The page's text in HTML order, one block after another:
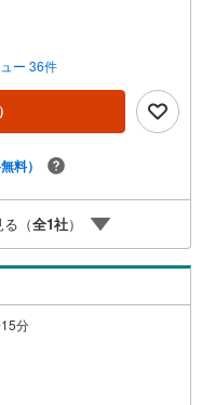
「室内・現地を見学す
、スムーズにご案内可能
が必要な場合がございま
HOUSE CLUB◆弊社で売
CLUBにご加入いただ
ォーム、保険やローンの見
イフサポート◆専属ファ
いたします。ご契約前後
けます。◆安心の環境◆
備し、ご家族でのご来店
い探しをサポートいたし
ー 36件
料）
（全1社）
分